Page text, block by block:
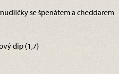
se špenátem a cheddarem
dip (1,7)